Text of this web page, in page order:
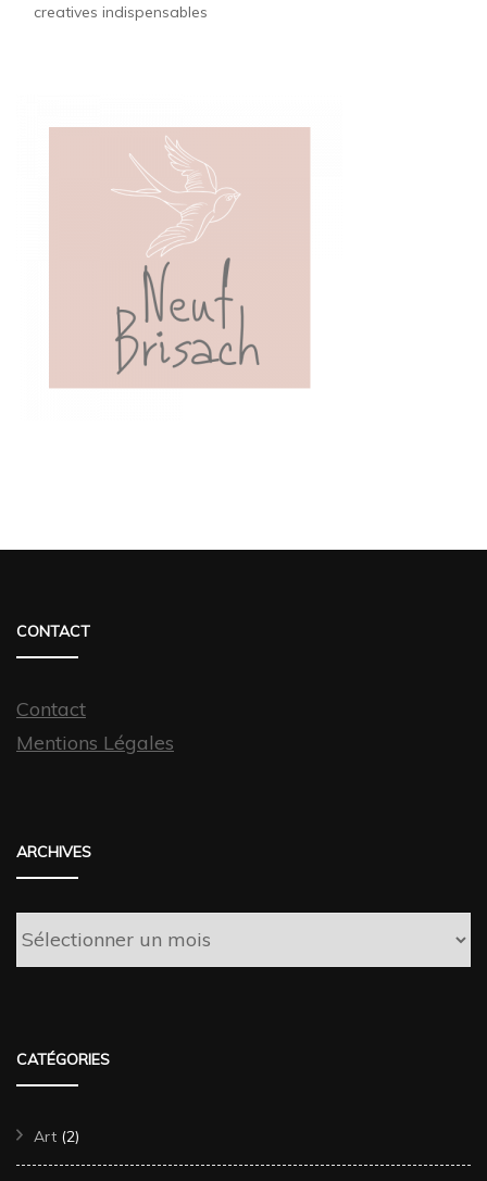
creatives indispensables
CONTACT
Contact
Mentions Légales
ARCHIVES
Archives
CATÉGORIES
Art (2)